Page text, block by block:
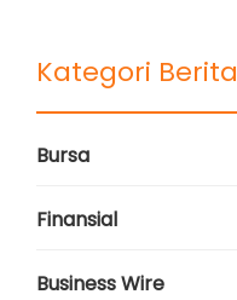
Kategori Berita
Bursa
Finansial
Business Wire